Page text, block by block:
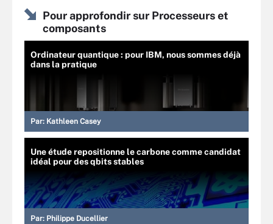
Pour approfondir sur Processeurs et
composants
Ordinateur quantique : pour IBM, nous sommes déjà
dans la pratique
Par: Kathleen Casey
Une étude repositionne le carbone comme candidat
idéal pour des qbits stables
Par: Philippe Ducellier